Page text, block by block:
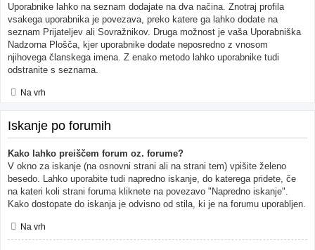
Uporabnike lahko na seznam dodajate na dva načina. Znotraj profila
vsakega uporabnika je povezava, preko katere ga lahko dodate na
seznam Prijateljev ali Sovražnikov. Druga možnost je vaša Uporabniška
Nadzorna Plošča, kjer uporabnike dodate neposredno z vnosom
njihovega članskega imena. Z enako metodo lahko uporabnike tudi
odstranite s seznama.
Na vrh
Iskanje po forumih
Kako lahko preiščem forum oz. forume?
V okno za iskanje (na osnovni strani ali na strani tem) vpišite želeno
besedo. Lahko uporabite tudi napredno iskanje, do katerega pridete, če
na kateri koli strani foruma kliknete na povezavo "Napredno iskanje".
Kako dostopate do iskanja je odvisno od stila, ki je na forumu uporabljen.
Na vrh